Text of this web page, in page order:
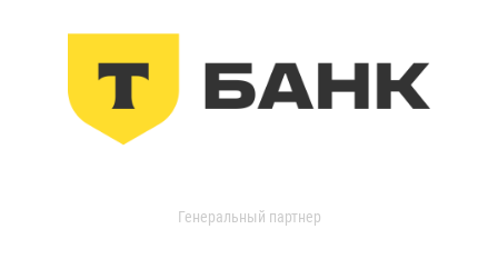
Генеральный партнер